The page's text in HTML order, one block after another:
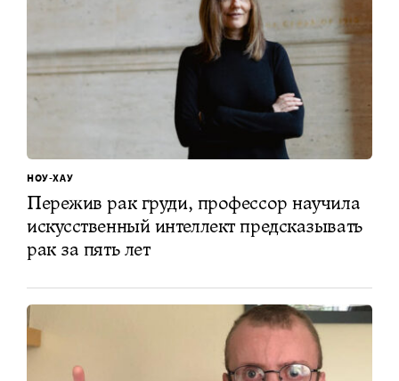
НОУ-ХАУ
Пережив рак груди, профессор научила
искусственный интеллект предсказывать
рак за пять лет